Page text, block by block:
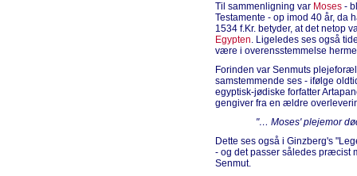
Til sammenligning var Moses -
Testamente - op imod 40 år, da
1534 f.Kr. betyder, at det netop
Egypten. Ligeledes ses også
være i overensstemmelse
Forinden var Senmuts
samstemmende ses - ifølge
egyptisk-jødiske forfatter
gengiver fra en ældre
"… Moses' plejemor
Dette ses også i Ginzberg's
- og det passer således præcist
Senmut.